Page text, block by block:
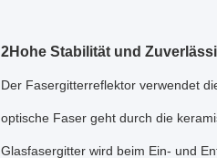
2Hohe Stabilität und
Der Fasergitterreflektor verwendet
optische Faser geht durch die
Glasfasergitter wird beim Ein- und